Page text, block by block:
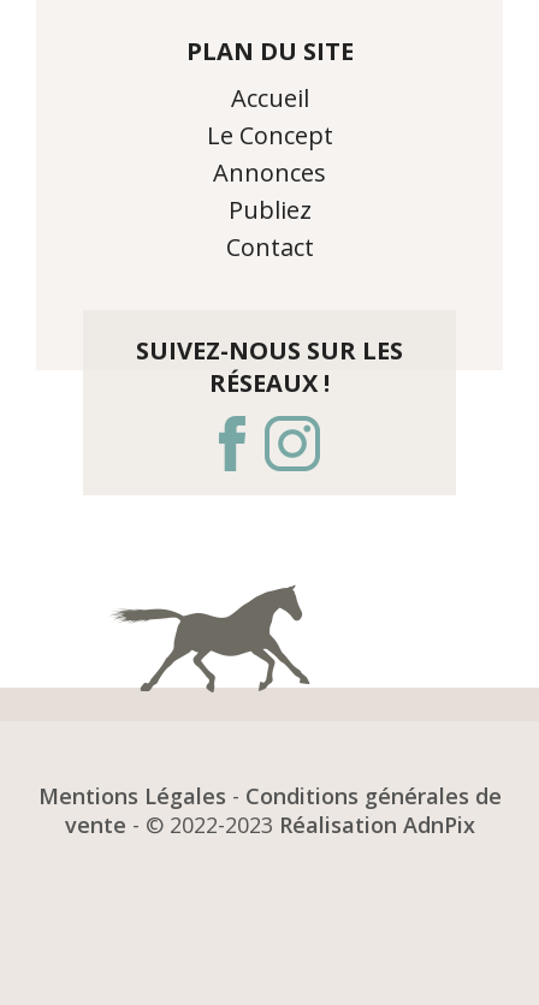
PLAN DU SITE
Accueil
Le Concept
Annonces
Publiez
Contact
SUIVEZ-NOUS SUR LES
RÉSEAUX !
Mentions Légales - Conditions générales de
vente - © 2022-2023 Réalisation AdnPix